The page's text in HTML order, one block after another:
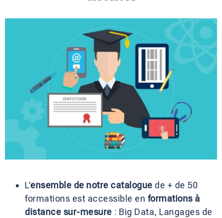
L’ensemble de notre catalogue de + de 50
formations est accessible en formations à
distance sur-mesure : Big Data, Langages de